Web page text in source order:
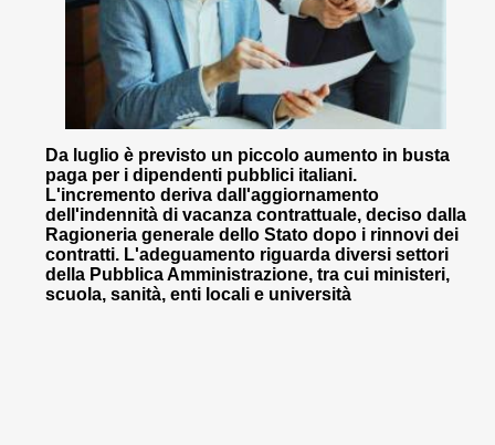
Da luglio è previsto un piccolo aumento in busta
paga per i dipendenti pubblici italiani.
L'incremento deriva dall'aggiornamento
dell'indennità di vacanza contrattuale, deciso dalla
Ragioneria generale dello Stato dopo i rinnovi dei
contratti. L'adeguamento riguarda diversi settori
della Pubblica Amministrazione, tra cui ministeri,
scuola, sanità, enti locali e università